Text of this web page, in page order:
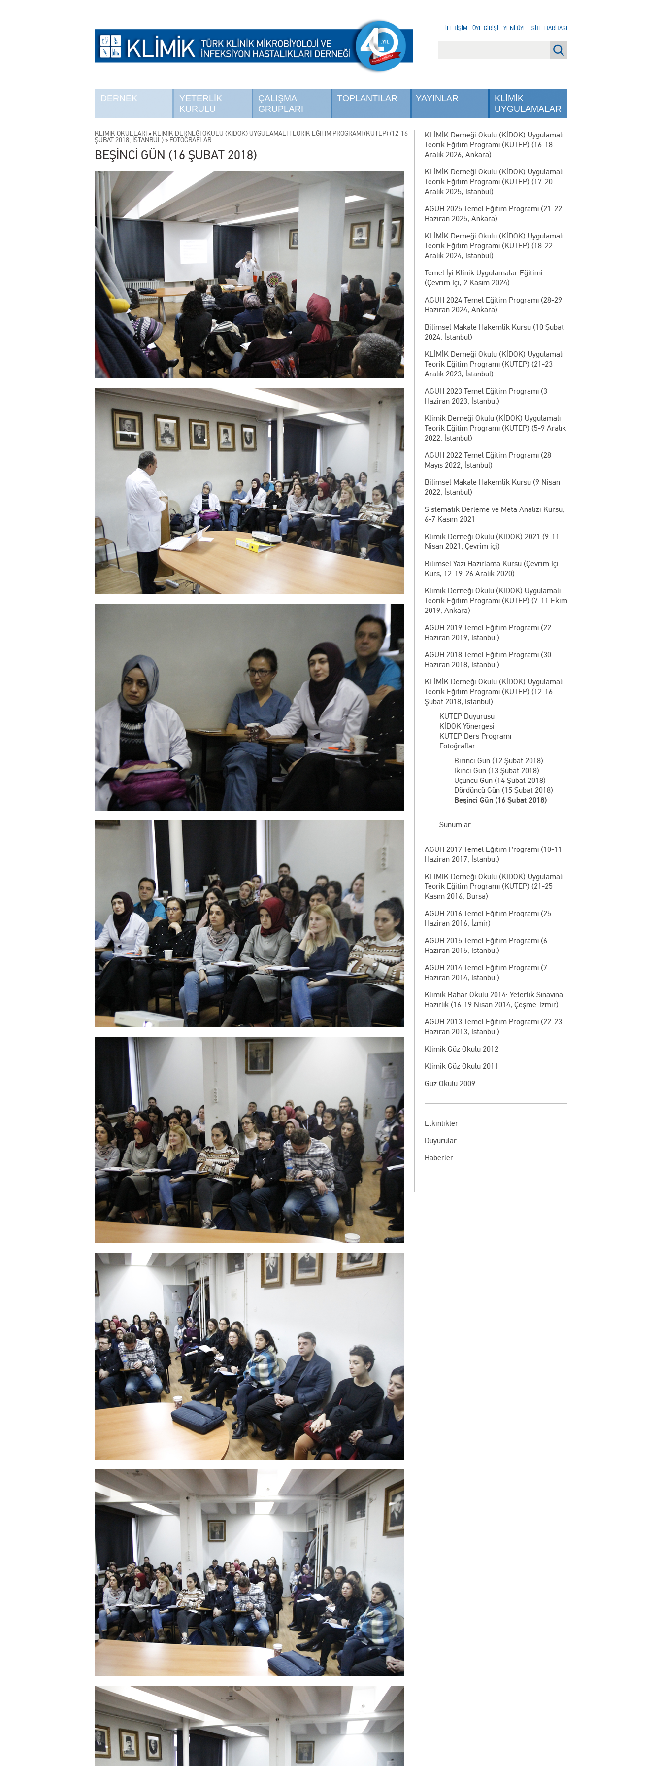
DERNEK
YETERLİK
KURULU
ÇALIŞMA
GRUPLARI
TOPLANTILAR YAYINLAR
KLİMİK
UYGULAMALAR
İLETİŞİM ÜYE GİRİŞİ YENİ ÜYE SİTE HARİTASI
KLİMİK Derneği Okulu (KİDOK) Uygulamalı
Teorik Eğitim Programı (KUTEP) (16-18
Aralık 2026, Ankara)
KLİMİK Derneği Okulu (KİDOK) Uygulamalı
Teorik Eğitim Programı (KUTEP) (17-20
Aralık 2025, İstanbul)
AGUH 2025 Temel Eğitim Programı (21-22
Haziran 2025, Ankara)
KLİMİK Derneği Okulu (KİDOK) Uygulamalı
Teorik Eğitim Programı (KUTEP) (18-22
Aralık 2024, İstanbul)
Temel İyi Klinik Uygulamalar Eğitimi
(Çevrim İçi, 2 Kasım 2024)
AGUH 2024 Temel Eğitim Programı (28-29
Haziran 2024, Ankara)
Bilimsel Makale Hakemlik Kursu (10 Şubat
2024, İstanbul)
KLİMİK Derneği Okulu (KİDOK) Uygulamalı
Teorik Eğitim Programı (KUTEP) (21-23
Aralık 2023, İstanbul)
AGUH 2023 Temel Eğitim Programı (3
Haziran 2023, İstanbul)
Klimik Derneği Okulu (KİDOK) Uygulamalı
Teorik Eğitim Programı (KUTEP) (5-9 Aralık
2022, İstanbul)
AGUH 2022 Temel Eğitim Programı (28
Mayıs 2022, İstanbul)
Bilimsel Makale Hakemlik Kursu (9 Nisan
2022, İstanbul)
Sistematik Derleme ve Meta Analizi Kursu,
6-7 Kasım 2021
Klimik Derneği Okulu (KİDOK) 2021 (9-11
Nisan 2021, Çevrim içi)
Bilimsel Yazı Hazırlama Kursu (Çevrim İçi
Kurs, 12-19-26 Aralık 2020)
Klimik Derneği Okulu (KİDOK) Uygulamalı
Teorik Eğitim Programı (KUTEP) (7-11 Ekim
2019, Ankara)
AGUH 2019 Temel Eğitim Programı (22
Haziran 2019, İstanbul)
AGUH 2018 Temel Eğitim Programı (30
Haziran 2018, İstanbul)
KLİMİK Derneği Okulu (KİDOK) Uygulamalı
Teorik Eğitim Programı (KUTEP) (12-16
Şubat 2018, İstanbul)
KUTEP Duyurusu
KİDOK Yönergesi
KUTEP Ders Programı
Fotoğraflar
Birinci Gün (12 Şubat 2018)
İkinci Gün (13 Şubat 2018)
Üçüncü Gün (14 Şubat 2018)
Dördüncü Gün (15 Şubat 2018)
Beşinci Gün (16 Şubat 2018)
Sunumlar
AGUH 2017 Temel Eğitim Programı (10-11
Haziran 2017, İstanbul)
KLİMİK Derneği Okulu (KİDOK) Uygulamalı
Teorik Eğitim Programı (KUTEP) (21-25
Kasım 2016, Bursa)
AGUH 2016 Temel Eğitim Programı (25
Haziran 2016, İzmir)
AGUH 2015 Temel Eğitim Programı (6
Haziran 2015, İstanbul)
AGUH 2014 Temel Eğitim Programı (7
Haziran 2014, İstanbul)
Klimik Bahar Okulu 2014: Yeterlik Sınavına
Hazırlık (16-19 Nisan 2014, Çeşme-İzmir)
AGUH 2013 Temel Eğitim Programı (22-23
Haziran 2013, İstanbul)
Klimik Güz Okulu 2012
Klimik Güz Okulu 2011
Güz Okulu 2009
Etkinlikler
Duyurular
Haberler
KLİMİK OKULLARI » KLİMİK DERNEĞİ OKULU (KİDOK) UYGULAMALI TEORİK EĞİTİM PROGRAMI (KUTEP) (12-16
ŞUBAT 2018, İSTANBUL) » FOTOĞRAFLAR
BEŞİNCİ GÜN (16 ŞUBAT 2018)